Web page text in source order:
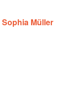
Sophia Müller